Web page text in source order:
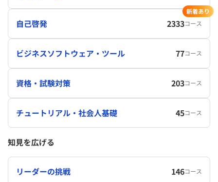
自己啓発 2333コース
新着あり
ビジネスソフトウェア・ツール 77コース
資格・試験対策 203コース
チュートリアル・社会人基礎 45コース
知見を広げる
リーダーの挑戦 146コース